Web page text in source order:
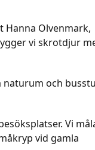
Olvenmark,
vi skrotdjur
naturum och
Vi
vid gamla